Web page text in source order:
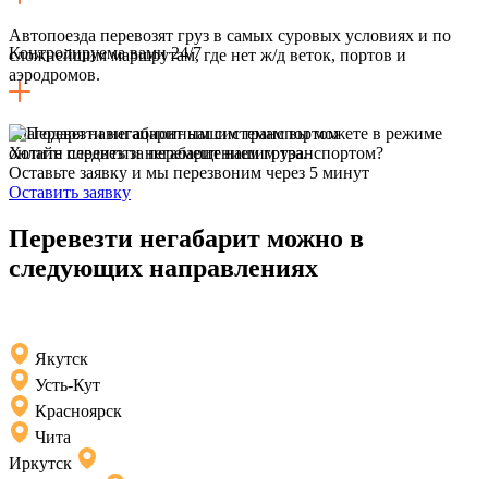
Автопоезда перевозят груз в самых суровых условиях и по
сложнейшим маршрутам, где нет ж/д веток, портов и
аэродромов.
Контролируема вами 24/7
Благодаря навигационным системам вы можете в режиме
онлайн следить за перемещением груза.
Хотите перевезти негабарит нашим транспортом?
Оставьте заявку и мы перезвоним через 5 минут
Оставить заявку
Перевезти негабарит можно в
следующих направлениях
Якутск
Усть-Кут
Красноярск
Чита
Иркутск